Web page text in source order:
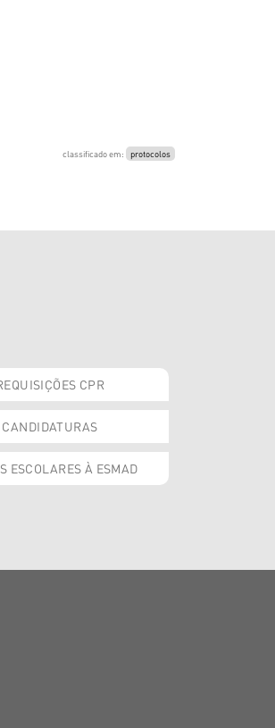
classificado em: protocolos
CPR
CANDIDATURAS
ESCOLARES À ESMAD